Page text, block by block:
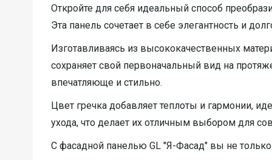
Откройте для себя идеальный способ
Эта панель сочетает в себе элегантность и
Изготавливаясь из высококачественных
сохраняет свой первоначальный вид на
впечатляюще и стильно.
Цвет гречка добавляет теплоты и гармонии,
ухода, что делает их отличным выбором для
С фасадной панелью GL "Я-Фасад" вы не